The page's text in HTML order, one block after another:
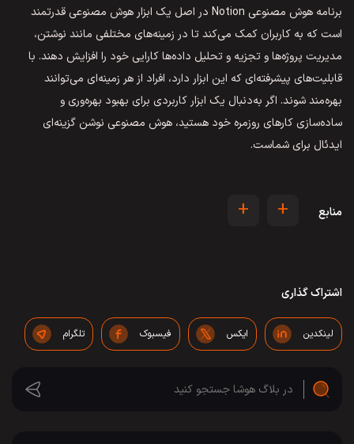
برنامه هوش مصنوعی Notion در اصل یک ابزار هوش مصنوعی قدرتمند
است که به کاربران کمک می‌کند تا در زمینه‌های مختلفی مانند نوشتن،
مدیریت پروژه‌ها و تجزیه و تحلیل داده‌ها کارایی خود را افزایش دهند. با
قابلیت‌های پیشرفته‌ای که این ابزار دارد، افراد از هر زمینه‌ای می‌توانند
بهره‌مند شوند. اگر به‌دنبال یک ابزار کاربردی برای بهبود بهره‌وری و
ساده‌سازی کارهای روزمره خود هستید، هوش مصنوعی نوشن گزینه‌ای
ایدئال برای شماست.
منابع +
+
اشتراک گذاری
لینکدین ایکس فیسبوک تلگرام